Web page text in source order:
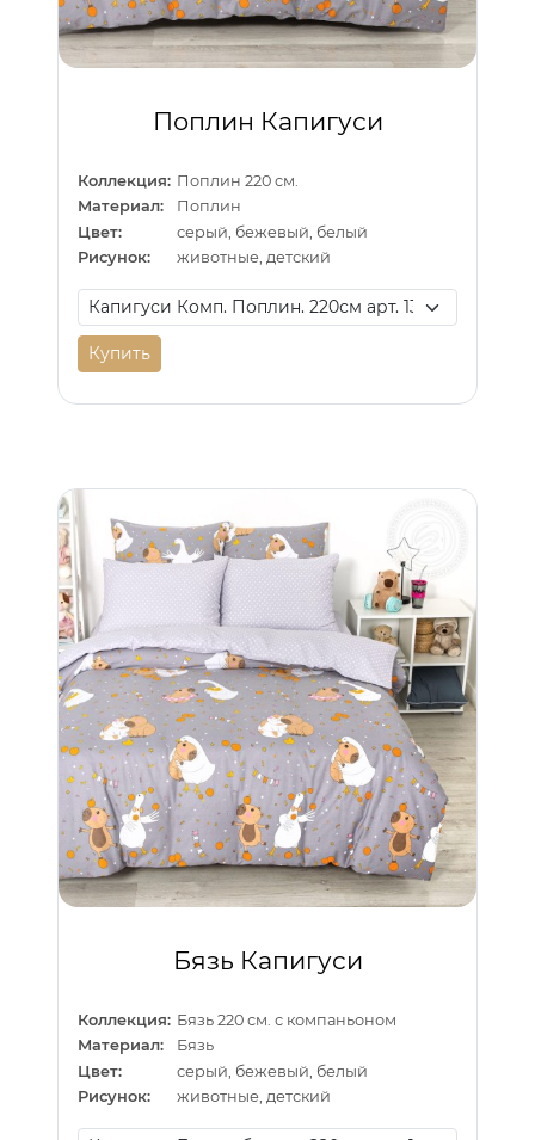
Поплин Капигуси
Коллекция: Поплин 220 см.
Материал:
Поплин
Цвет:
серый, бежевый, белый
Рисунок:
животные, детский
Купить
Бязь Капигуси
Коллекция: Бязь 220 см. с компаньоном
Материал:
Бязь
Цвет:
серый, бежевый, белый
Рисунок:
животные, детский